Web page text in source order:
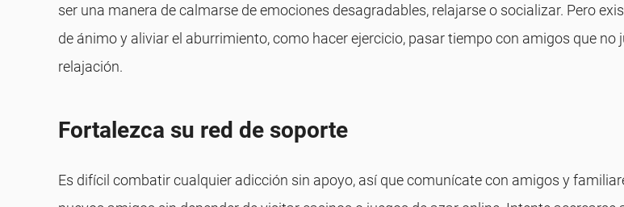
ser una manera de calmarse de emociones desagradables, relajarse o socializar. Pero
de ánimo y aliviar el aburrimiento, como hacer ejercicio, pasar tiempo con amigos que
relajación.
Fortalezca su red de soporte
Es difícil combatir cualquier adicción sin apoyo, así que comunícate con amigos y